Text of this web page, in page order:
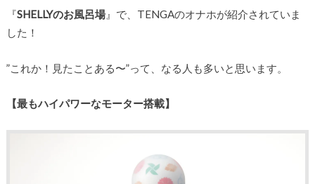
『SHELLYのお風呂場』で、TENGAのオナホが紹介されていま
した！
”これか！見たことある〜”って、なる人も多いと思います。
【最もハイパワーなモーター搭載】